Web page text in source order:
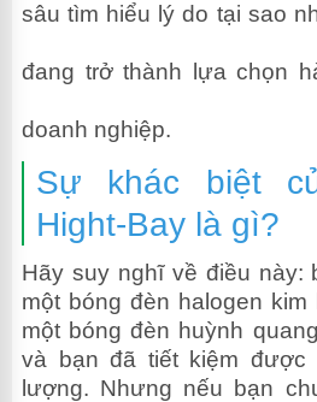
sâu tìm hiểu lý do tại sao
đang trở thành lựa chọn
doanh nghiệp.
Sự khác biệt
Hight-Bay là gì?
Hãy suy nghĩ về điều này:
một bóng đèn halogen kim
một bóng đèn huỳnh
và bạn đã tiết kiệm được
lượng. Nhưng nếu bạn